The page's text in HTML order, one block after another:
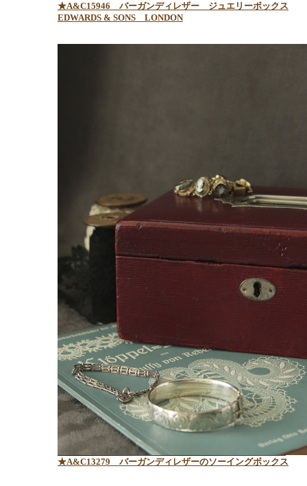
★A&C15946 バーガンディレザー ジュエリーボックス
EDWARDS & SONS LONDON
★A&C13279 バーガンディレザーのソーイングボックス